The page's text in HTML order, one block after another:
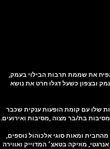
ובצפון כשעל דגלו חרט את נושא
שלו עם קומת הופעות ענקית שכבר
בת/בר מצוה ,מסיבות ואירועים.
מוזיקה בטאצ׳ המדוייק ואווירה